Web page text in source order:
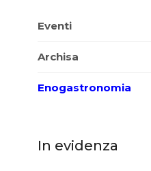
Eventi
Archisa
Enogastronomia
In evidenza